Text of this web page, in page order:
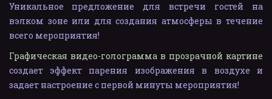
Уникальное предложение для встречи гостей на
вэлком зоне или для создания атмосферы в течение
всего мероприятия!
Графическая видео-голограмма в прозрачной картине
создает эффект парения изображения в воздухе и
задает настроение с первой минуты мероприятия!